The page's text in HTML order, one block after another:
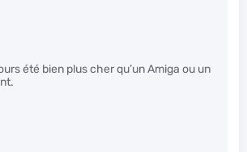
été bien plus cher qu’un Amiga ou un